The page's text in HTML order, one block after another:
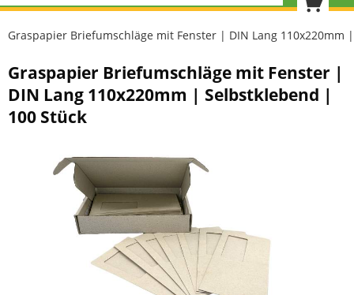
Graspapier Briefumschläge mit Fenster | DIN Lang 110x220mm
Graspapier Briefumschläge mit Fenster |
DIN Lang 110x220mm | Selbstklebend |
100 Stück